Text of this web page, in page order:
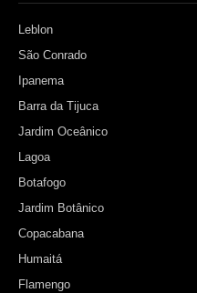
Leblon
São Conrado
Ipanema
Barra da Tijuca
Jardim Oceânico
Lagoa
Botafogo
Jardim Botânico
Copacabana
Humaitá
Flamengo